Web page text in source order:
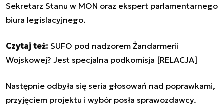
Sekretarz Stanu w MON oraz ekspert parlamentarnego
biura legislacyjnego.
Czytaj też: SUFO pod nadzorem Żandarmerii
Wojskowej? Jest specjalna podkomisja [RELACJA]
Następnie odbyła się seria głosowań nad poprawkami,
przyjęciem projektu i wybór posła sprawozdawcy.